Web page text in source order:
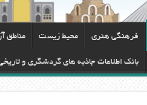
فرهنگی هنری محيط زيست مناطق
بانک اطلاعات جاذبه های گردشگری و